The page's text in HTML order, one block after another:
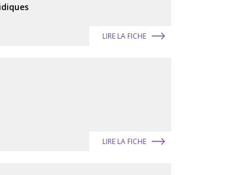
LIRE LA FICHE
LIRE LA FICHE